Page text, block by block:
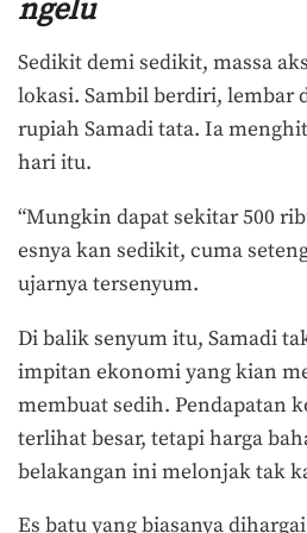
ngelu
Sedikit demi sedikit, massa
lokasi. Sambil berdiri, lembar
rupiah Samadi tata. Ia
hari itu.
“Mungkin dapat sekitar 500
esnya kan sedikit, cuma
ujarnya tersenyum.
Di balik senyum itu, Samadi
impitan ekonomi yang kian
membuat sedih. Pendapatan
terlihat besar, tetapi harga
belakangan ini melonjak tak
Es batu yang biasanya